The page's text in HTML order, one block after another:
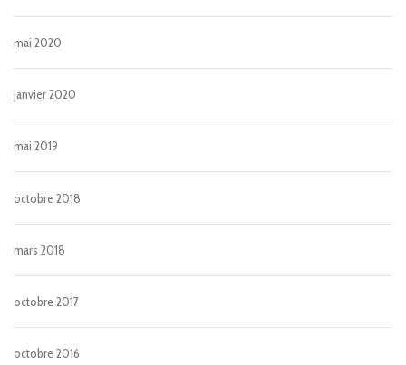
mai 2020
janvier 2020
mai 2019
octobre 2018
mars 2018
octobre 2017
octobre 2016